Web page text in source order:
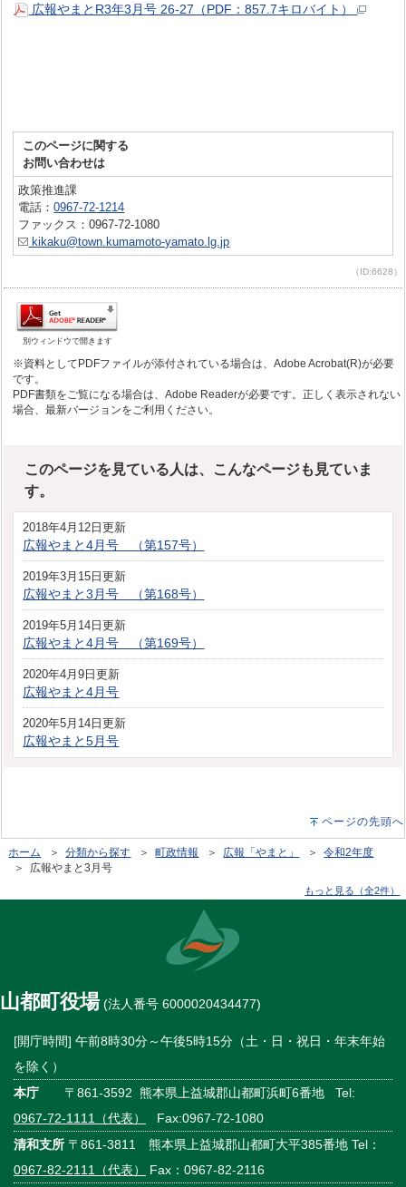
広報やまとR3年3月号 26-27（PDF：857.7キロバイト）
このページに関する
お問い合わせは
政策推進課
電話：0967-72-1214
ファックス：0967-72-1080
kikaku@town.kumamoto-yamato.lg.jp
（ID:6628）
別ウィンドウで開きます
※資料としてPDFファイルが添付されている場合は、Adobe Acrobat(R)が必要
です。
PDF書類をご覧になる場合は、Adobe Readerが必要です。正しく表示されない
場合、最新バージョンをご利用ください。
このページを見ている人は、こんなページも見ていま
す。
2018年4月12日更新
広報やまと4月号 （第157号）
2019年3月15日更新
広報やまと3月号 （第168号）
2019年5月14日更新
広報やまと4月号 （第169号）
2020年4月9日更新
広報やまと4月号
2020年5月14日更新
広報やまと5月号
ページの先頭へ
ホーム ＞分類から探す ＞町政情報 ＞ 広報「やまと」 ＞令和2年度
＞ 広報やまと3月号
もっと見る（全2件）
山都町役場(法人番号 6000020434477)
[開庁時間] 午前8時30分～午後5時15分（土・日・祝日・年末年始
を除く）
本庁 〒861-3592 熊本県上益城郡山都町浜町6番地 Tel:
0967-72-1111（代表）
Fax:0967-72-1080
清和支所 〒861-3811 熊本県上益城郡山都町大平385番地 Tel：
0967-82-2111（代表）
Fax：0967-82-2116